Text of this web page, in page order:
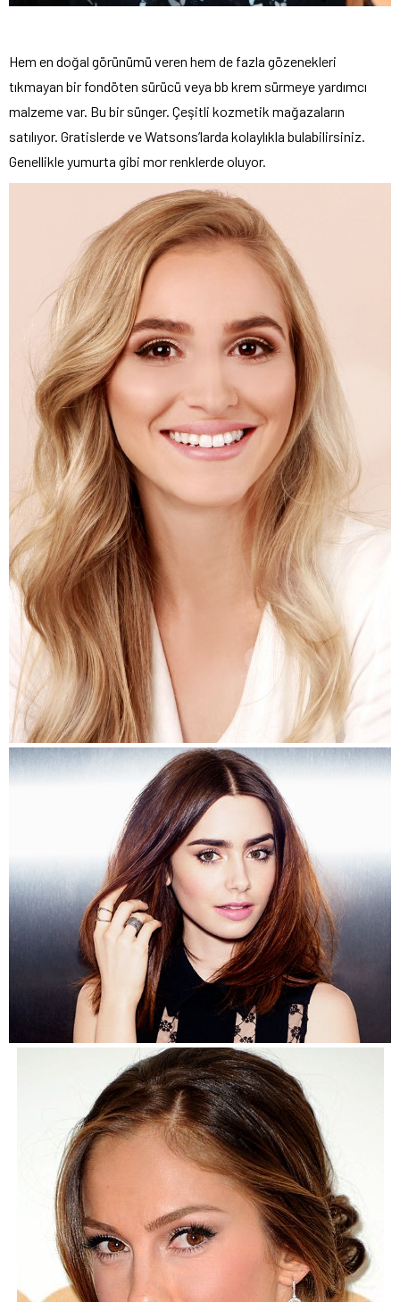
Hem en doğal görünümü veren hem de fazla gözenekleri
tıkmayan bir fondöten sürücü veya bb krem sürmeye yardımcı
malzeme var. Bu bir sünger. Çeşitli kozmetik mağazaların
satılıyor. Gratislerde ve Watsons’larda kolaylıkla bulabilirsiniz.
Genellikle yumurta gibi mor renklerde oluyor.